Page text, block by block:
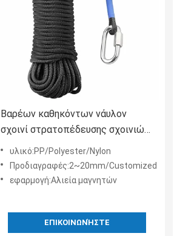
Βαρέων καθηκόντων νάυλον
σχοινί στρατοπέδευσης σχοινιών
αλιείας μαγνητών 1200Lb
υλικό:PP/Polyester/Nylon
Προδιαγραφές:2~20mm/Customized
εφαρμογή:Αλιεία μαγνητών
ΕΠΙΚΟΙΝΩΝΉΣΤΕ